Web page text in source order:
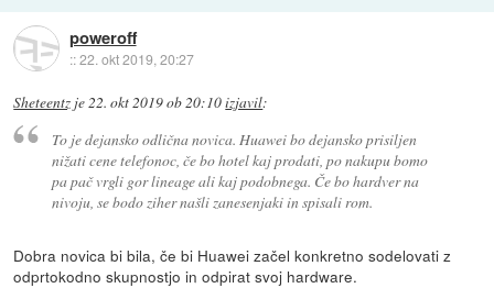
poweroff
::22. okt 2019, 20:27
Sheteentz je22. okt 2019 ob 20:10izjavil:
To je dejansko odlična novica. Huawei bo dejansko prisiljen
nižati cene telefonoc, če bo hotel kaj prodati, po nakupu bomo
pa pač vrgli gor lineage ali kaj podobnega. Če bo hardver na
nivoju, se bodo ziher našli zanesenjaki in spisali rom.
Dobra novica bi bila, če bi Huawei začel konkretno sodelovati z
odprtokodno skupnostjo in odpirat svoj hardware.